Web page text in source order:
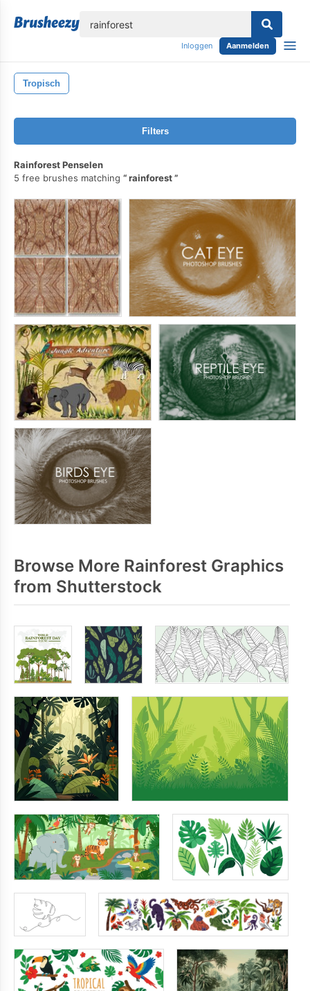
Inloggen Aanmelden
Tropisch
Filters
Rainforest Penselen
5 free brushes matching
rainforest
Browse More Rainforest Graphics
from Shutterstock